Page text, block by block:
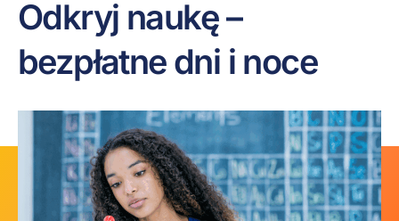
Odkryj naukę –
bezpłatne dni i noce